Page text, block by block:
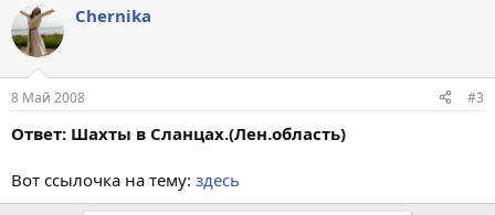
Chernika
8 Май 2008 #3
Ответ: Шахты в Сланцах.(Лен.область)
Вот ссылочка на тему: здесь